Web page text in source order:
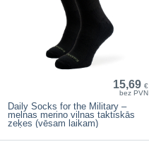
15,69 €
bez PVN
Daily Socks for the Military –
melnas merino vilnas taktiskās
zeķes (vēsam laikam)